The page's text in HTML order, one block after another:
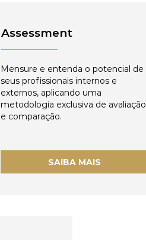
Assessment
Mensure e entenda o potencial de
seus profissionais internos e
externos, aplicando uma
metodologia exclusiva de avaliação
e comparação.
SAIBA MAIS